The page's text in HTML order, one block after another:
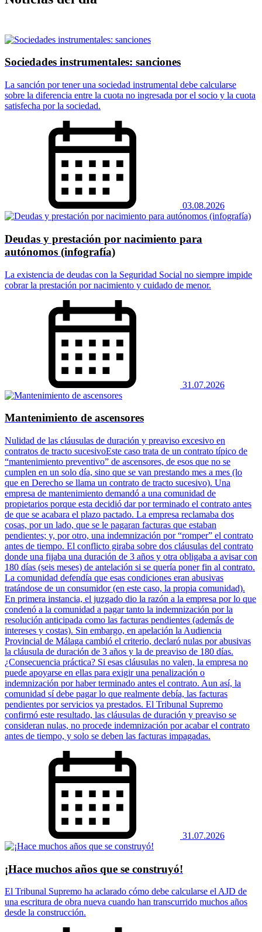
Sociedades instrumentales: sanciones
La sanción por tener una sociedad instrumental debe calcularse
sobre la diferencia entre la cuota no ingresada por el socio y la cuota
satisfecha por la sociedad.
03.08.2026
Deudas y prestación por nacimiento para
autónomos (infografía)
La existencia de deudas con la Seguridad Social no siempre impide
cobrar la prestación por nacimiento y cuidado de menor.
31.07.2026
Mantenimiento de ascensores
Nulidad de las cláusulas de duración y preaviso excesivo en
contratos de tracto sucesivoEste caso trata de un contrato típico de
“mantenimiento preventivo” de ascensores, de esos que no se
cumplen en un solo día, sino que se van prestando mes a mes (lo
que en Derecho se llama un contrato de tracto sucesivo). Una
empresa de mantenimiento demandó a una comunidad de
propietarios porque esta decidió dar por terminado el contrato antes
de que se acabara el plazo pactado. La empresa reclamaba dos
cosas, por un lado, que se le pagaran facturas que estaban
pendientes; y, por otro, una indemnización por “romper” el contrato
antes de tiempo. El conflicto giraba sobre dos cláusulas del contrato
donde una fijaba una duración de 3 años y otra obligaba a avisar con
180 días (seis meses) de antelación si se quería poner fin al contrato.
La comunidad defendía que esas condiciones eran abusivas
tratándose de un consumidor (en este caso, la propia comunidad).
En primera instancia, el juzgado dio la razón a la empresa por lo que
condenó a la comunidad a pagar tanto la indemnización por la
resolución anticipada como las facturas pendientes (además de
intereses y costas). Sin embargo, en apelación la Audiencia
Provincial de Málaga cambió el criterio, declaró nulas por abusivas
la cláusula de duración de 3 años y la de preaviso de 180 días.
¿Consecuencia práctica? Si esas cláusulas no valen, la empresa no
puede apoyarse en ellas para exigir una penalización o
indemnización por haber terminado antes el contrato. Aun así, la
comunidad sí debe pagar lo que realmente debía, las facturas
pendientes por servicios ya prestados. El Tribunal Supremo
confirmó este resultado, las cláusulas de duración y preaviso se
consideran nulas, no procede indemnización por acabar el contrato
antes de tiempo, y solo se deben las facturas impagadas.
31.07.2026
¡Hace muchos años que se construyó!
El Tribunal Supremo ha aclarado cómo debe calcularse el AJD de
una escritura de obra nueva cuando han transcurrido muchos años
desde la construcción.